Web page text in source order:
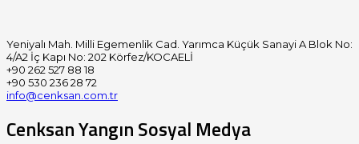
Yeniyalı Mah. Milli Egemenlik Cad. Yarımca Küçük Sanayi A Blok No:
4/A2 İç Kapı No: 202 Körfez/KOCAELİ
+90 262 527 88 18
+90 530 236 28 72
info@cenksan.com.tr
Cenksan Yangın Sosyal Medya